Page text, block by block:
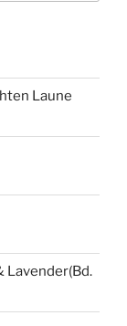
Laune
Lavender(Bd.